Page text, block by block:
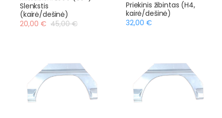
Slenkstis
(kairė/dešinė)
20,00 € 45,00 €
Priekinis žibintas (H4,
kairė/dešinė)
32,00 €